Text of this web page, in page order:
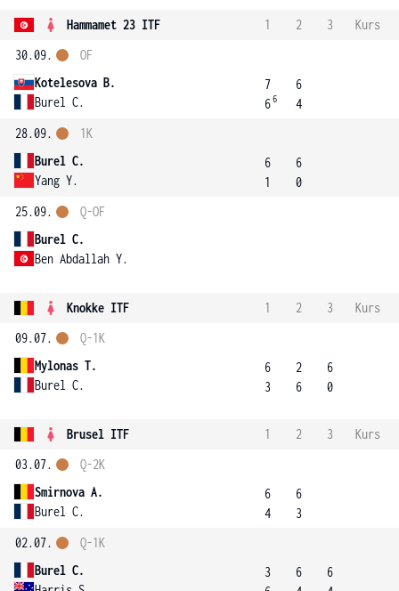
Hammamet 23 ITF 1 2 3
Kurs
30.09.
Kotelesova B.
Burel C.
OF
7
66
6
4
28.09.
Burel C.
Yang Y.
1K
6
1
6
0
25.09.
Burel C.
Ben Abdallah Y.
Q-OF
Knokke ITF 1 2 3
Kurs
09.07.
Mylonas T.
Burel C.
Q-1K
6
3
2
6
6
0
Brusel ITF 1 2 3
Kurs
03.07.
Smirnova A.
Burel C.
Q-2K
6
4
6
3
02.07.
Burel C.
Q-1K
3
6
6